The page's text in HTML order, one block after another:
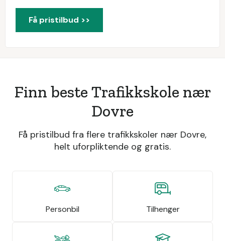
Få pristilbud >>
Finn beste Trafikkskole nær
Dovre
Få pristilbud fra flere trafikkskoler nær Dovre,
helt uforpliktende og gratis.
Personbil Tilhenger